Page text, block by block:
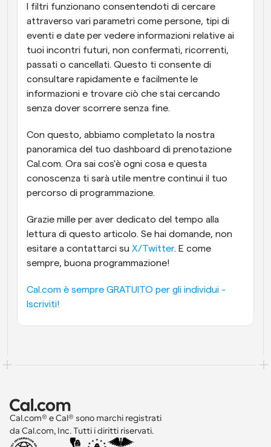
I filtri funzionano consentendoti di cercare
attraverso vari parametri come persone, tipi di
eventi e date per vedere informazioni relative ai
tuoi incontri futuri, non confermati, ricorrenti,
passati o cancellati. Questo ti consente di
consultare rapidamente e facilmente le
informazioni e trovare ciò che stai cercando
senza dover scorrere senza fine.
Con questo, abbiamo completato la nostra
panoramica del tuo dashboard di prenotazione
Cal.com. Ora sai cos'è ogni cosa e questa
conoscenza ti sarà utile mentre continui il tuo
percorso di programmazione.
Grazie mille per aver dedicato del tempo alla
lettura di questo articolo. Se hai domande, non
esitare a contattarci su X/Twitter. E come
sempre, buona programmazione!
Cal.com è sempre GRATUITO per gli individui -
Iscriviti!
Cal.com® e Cal® sono marchi registrati
da Cal.com, Inc. Tutti i diritti riservati.